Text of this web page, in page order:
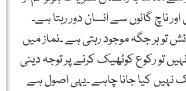
اور ناچ گانوں سے انسان دور رہتا ہے۔
تو ہر جگہ موجود رہتی ہے ۔نماز میں
تو رکوع کوٹھیک کرنے پر توجہ دینی
نہیں کیا جانا چاہے ۔یہی اصول ہے